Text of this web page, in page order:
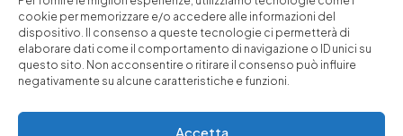
cookie per memorizzare e/o accedere alle informazioni del
dispositivo. Il consenso a queste tecnologie ci permetterà di
elaborare dati come il comportamento di navigazione o ID unici su
questo sito. Non acconsentire o ritirare il consenso può influire
negativamente su alcune caratteristiche e funzioni.
Accetta
Chi siamo
Servizi di tutela legale
Notizie e approfondimenti